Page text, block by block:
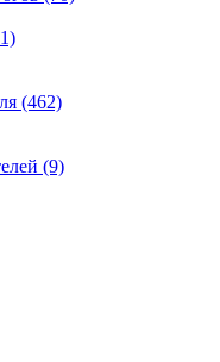
(462)
(9)